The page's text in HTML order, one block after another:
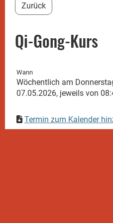
Zurück
Qi-Gong-Kurs
Wann
Wöchentlich am
07.05.2026, jeweils von
Termin zum Kalender